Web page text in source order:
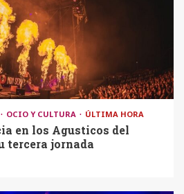
OCIO Y CULTURA ÚLTIMA HORA
en los Agusticos del
tercera jornada